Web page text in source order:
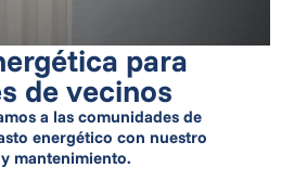
para
de vecinos
a las comunidades de
energético con nuestro
mantenimiento.